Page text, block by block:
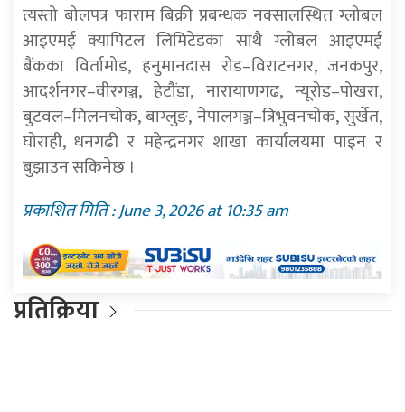
त्यस्तो बोलपत्र फाराम बिक्री प्रबन्धक नक्सालस्थित ग्लोबल
आइएमई क्यापिटल लिमिटेडका साथै ग्लोबल आइएमई
बैंकका विर्तामोड, हनुमानदास रोड–विराटनगर, जनकपुर,
आदर्शनगर–वीरगञ्ज, हेटौंडा, नारायाणगढ, न्यूरोड–पोखरा,
बुटवल–मिलनचोक, बाग्लुङ, नेपालगञ्ज–त्रिभुवनचोक, सुर्खेत,
घोराही, धनगढी र महेन्द्रनगर शाखा कार्यालयमा पाइन र
बुझाउन सकिनेछ ।
प्रकाशित मिति : June 3, 2026 at 10:35 am
प्रतिक्रिया